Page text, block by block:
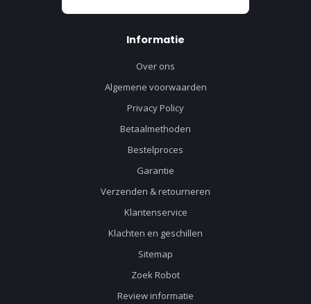
Informatie
Over ons
Algemene voorwaarden
Privacy Policy
Betaalmethoden
Bestelproces
Garantie
Verzenden & retourneren
Klantenservice
Klachten en geschillen
Sitemap
Zoek Robot
Review informatie